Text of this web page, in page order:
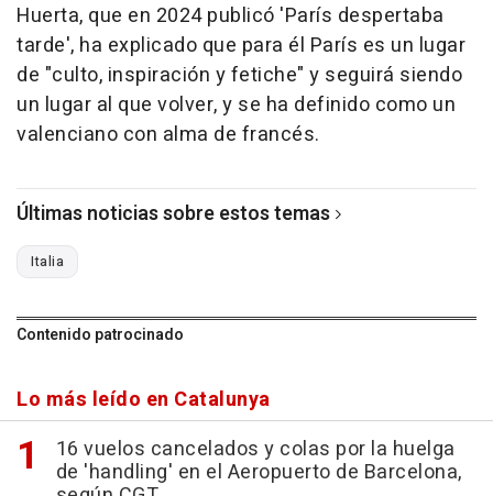
Huerta, que en 2024 publicó 'París despertaba
tarde', ha explicado que para él París es un lugar
de "culto, inspiración y fetiche" y seguirá siendo
un lugar al que volver, y se ha definido como un
valenciano con alma de francés.
Últimas noticias sobre estos temas
Italia
Contenido patrocinado
Lo más leído en Catalunya
16 vuelos cancelados y colas por la huelga
de 'handling' en el Aeropuerto de Barcelona,